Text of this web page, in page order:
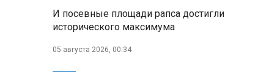
И посевные площади рапса достигли
исторического максимума
05 августа 2026, 00:34